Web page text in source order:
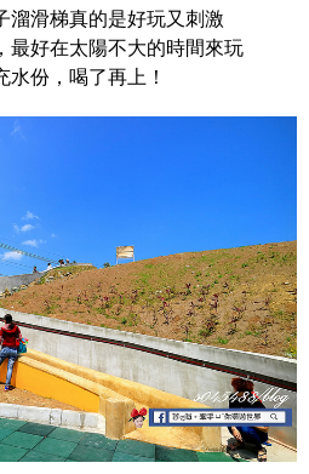
溜滑梯真的是好玩又刺激
最好在太陽不大的時間來玩
份，喝了再上！